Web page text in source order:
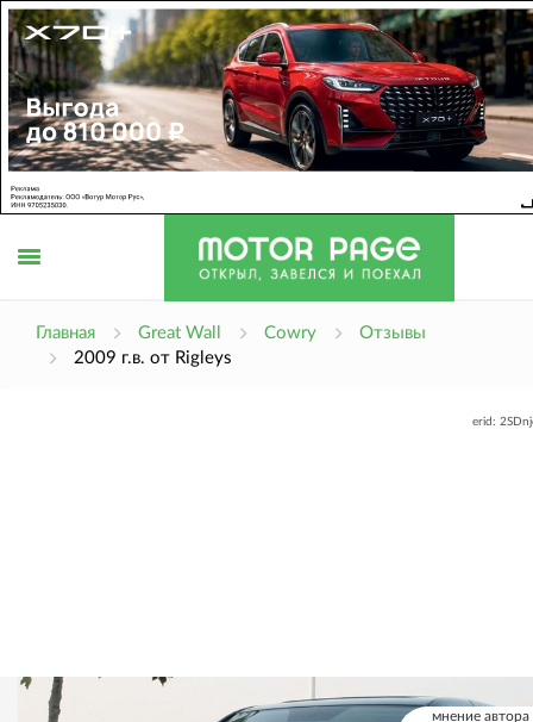
Главная Great Wall Cowry
Отзывы
2009 г.в. от Rigleys
erid:
мнение автора